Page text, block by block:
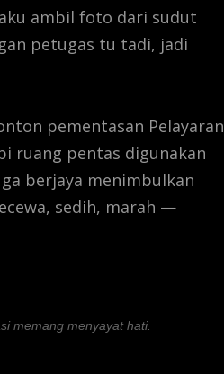
ambil foto dari sudut
petugas tu tadi, jadi
pementasan Pelayaran
ruang pentas digunakan
berjaya menimbulkan
sedih, marah —
memang menyayat hati.